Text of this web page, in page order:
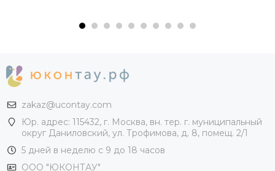
zakaz@ucontay.com
Юр. адрес: 115432, г. Москва, вн. тер. г. муниципальный
округ Даниловский, ул. Трофимова, д. 8, помещ. 2/1
5 дней в неделю с 9 до 18 часов
ООО "ЮКОНТАУ"